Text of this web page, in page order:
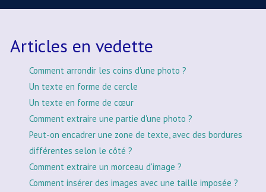
Articles en vedette
Comment arrondir les coins d'une photo ?
Un texte en forme de cercle
Un texte en forme de cœur
Comment extraire une partie d'une photo ?
Peut-on encadrer une zone de texte, avec des bordures
différentes selon le côté ?
Comment extraire un morceau d'image ?
Comment insérer des images avec une taille imposée ?